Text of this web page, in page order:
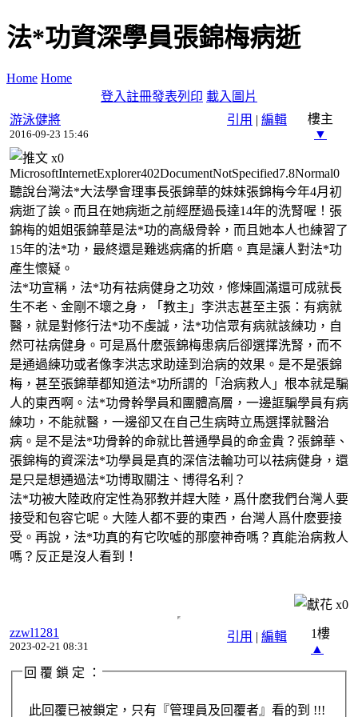
法*功資深學員張錦梅病逝
Home Home
登入註冊發表列印 載入圖片
引用 | 編輯
游泳健將
2016-09-23 15:46
樓主
▼
x0
MicrosoftInternetExplorer402DocumentNotSpecified7.8Normal0
聽說台灣法*大法學會理事長張錦華的妹妹張錦梅今年4月初
病逝了誒。而且在她病逝之前經歷過長達14年的洗腎喔！張
錦梅的姐姐張錦華是法*功的高級骨幹，而且她本人也練習了
15年的法*功，最終還是難逃病痛的折磨。真是讓人對法*功
產生懷疑。
法*功宣稱，法*功有祛病健身之功效，修煉圓滿還可成就長
生不老、金剛不壞之身，「教主」李洪志甚至主張：有病就
醫，就是對修行法*功不虔誠，法*功信眾有病就該練功，自
然可祛病健身。可是爲什麽張錦梅患病后卻選擇洗腎，而不
是通過練功或者像李洪志求助達到治病的效果。是不是張錦
梅，甚至張錦華都知道法*功所謂的「治病救人」根本就是騙
人的東西啊。法*功骨幹學員和團體高層，一邊誆騙學員有病
練功，不能就醫，一邊卻又在自己生病時立馬選擇就醫治
病。是不是法*功骨幹的命就比普通學員的命金貴？張錦華、
張錦梅的資深法*功學員是真的深信法輪功可以祛病健身，還
是只是想通過法*功博取關注、博得名利？
法*功被大陸政府定性為邪教并趕大陸，爲什麽我們台灣人要
接受和包容它呢。大陸人都不要的東西，台灣人爲什麽要接
受。再說，法*功真的有它吹噓的那麼神奇嗎？真能治病救人
嗎？反正是沒人看到！
x0
引用 | 編輯
zzwl1281
2023-02-21 08:31
1樓
▲
回 覆 鎖 定 ：
此回覆已被鎖定，只有『管理員及回覆者』看的到 !!!